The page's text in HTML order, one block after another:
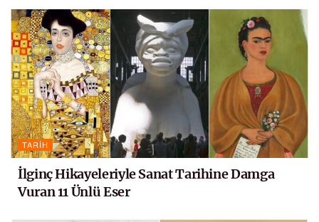
TARIH
İlginç Hikayeleriyle Sanat Tarihine Damga
Vuran 11 Ünlü Eser